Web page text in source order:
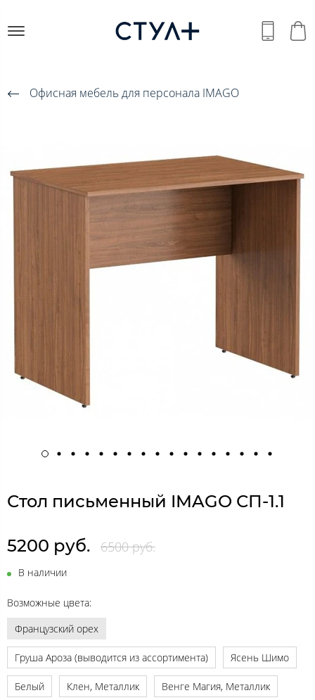
Офисная мебель для персонала IMAGO
Стол письменный IMAGO СП-1.1
5200 руб. 6500 руб.
В наличии
Возможные цвета:
Французский орех
Груша Ароза (выводится из ассортимента) Ясень Шимо
Белый Клен, Металлик Венге Магия, Металлик